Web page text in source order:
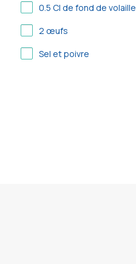
0.5 Cl de fond de volaille
2 œufs
Sel et poivre